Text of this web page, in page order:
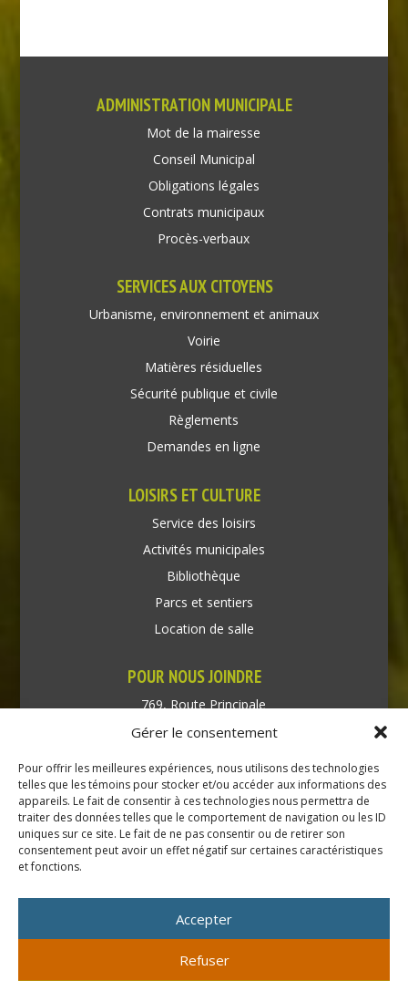
Gérer le consentement
Pour offrir les meilleures expériences, nous utilisons des technologies
telles que les témoins pour stocker et/ou accéder aux informations des
appareils. Le fait de consentir à ces technologies nous permettra de
traiter des données telles que le comportement de navigation ou les ID
uniques sur ce site. Le fait de ne pas consentir ou de retirer son
consentement peut avoir un effet négatif sur certaines caractéristiques
et fonctions.
Accepter
Refuser
ADMINISTRATION MUNICIPALE
Mot de la mairesse
Conseil Municipal
Obligations légales
Contrats municipaux
Procès-verbaux
SERVICES AUX CITOYENS
Urbanisme, environnement et animaux
Voirie
Matières résiduelles
Sécurité publique et civile
Règlements
Demandes en ligne
LOISIRS ET CULTURE
Service des loisirs
Activités municipales
Bibliothèque
Parcs et sentiers
Location de salle
POUR NOUS JOINDRE
769, Route Principale
Très-Saint-Rédempteur
Téléphone : (450) 451-5203
Direction générale :
dir@tressaintredempteur.ca